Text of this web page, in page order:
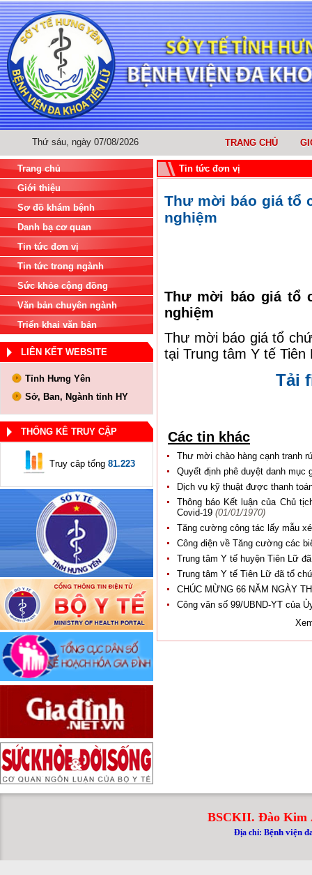
Thứ sáu, ngày 07/08/2026 TRANG CHỦ
Trang chủ
Giới thiệu
Sơ đồ khám bệnh
Danh bạ cơ quan
Tin tức đơn vị
Tin tức trong ngành
Sức khỏe cộng đồng
Văn bản chuyên ngành
Triển khai văn bản
LIÊN KẾT WEBSITE
Tỉnh Hưng Yên
Sở, Ban, Ngành tỉnh HY
THỐNG KÊ TRUY CẬP
Truy câp tổng 81.223
Tin tức đơn vị
Thư mời báo giá tổ
nghiệm
Thư mời báo giá tổ
nghiệm
Thư mời báo giá tổ
tại Trung tâm Y tế Tiên
Tải
Các tin khác
Thư mời chào hàng cạnh tranh
Quyết định phê duyệt danh mục
Dịch vụ kỹ thuật được thanh
Thông báo Kết luận của Chủ
Covid-19 (01/01/1970)
Tăng cường công tác lấy mẫu
Công điện về Tăng cường các
Trung tâm Y tế huyện Tiên Lữ
Trung tâm Y tế Tiên Lữ đã tổ
CHÚC MỪNG 66 NĂM NGÀY
Công văn số 99/UBND-YT của
BSCKII. Đào Kim
Địa chỉ: Bệnh viện